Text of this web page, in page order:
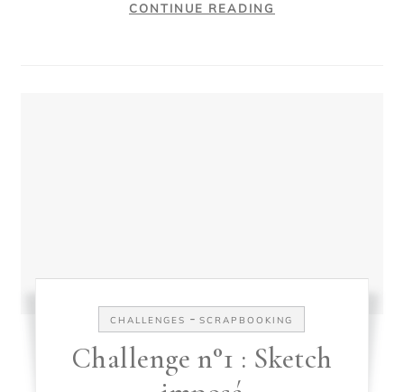
CONTINUE READING
CHALLENGES -SCRAPBOOKING
Challenge n°1 : Sketch